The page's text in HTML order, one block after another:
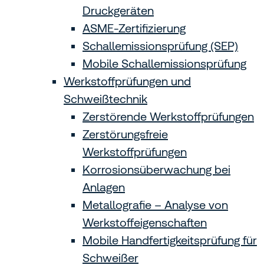
Druckgeräten
ASME-Zertifizierung
Schallemissionsprüfung (SEP)
Mobile Schallemissionsprüfung
Werkstoffprüfungen und
Schweißtechnik
Zerstörende Werkstoffprüfungen
Zerstörungsfreie
Werkstoffprüfungen
Korrosionsüber­wachung bei
Anlagen
Metallografie – Analyse von
Werkstoffeigenschaften
Mobile Handfertigkeitsprüfung für
Schweißer